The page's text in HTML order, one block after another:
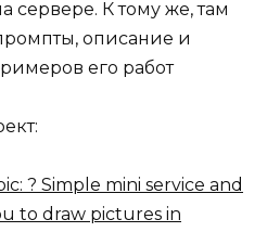
сервере. К тому же, там
описание и
его работ
?️ Simple mini service and
to draw pictures in